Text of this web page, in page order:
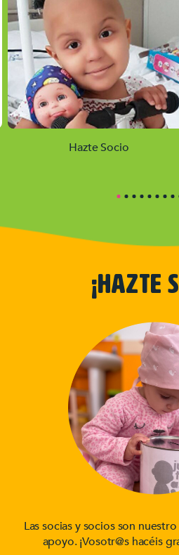
Hazte Socio
¡HAZTE
Las socias y socios son
apoyo. ¡Vosotr@s hacéis